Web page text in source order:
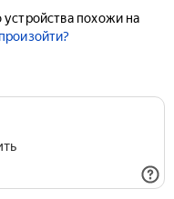
похожи на